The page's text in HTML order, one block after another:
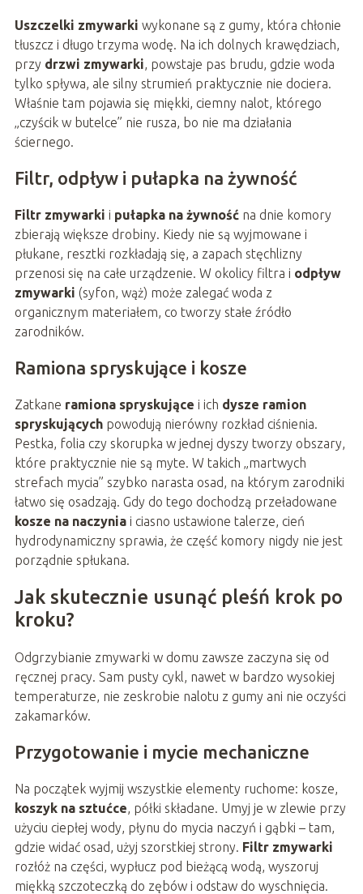
Uszczelki zmywarki wykonane są z gumy, która chłonie
tłuszcz i długo trzyma wodę. Na ich dolnych krawędziach,
przy drzwi zmywarki, powstaje pas brudu, gdzie woda
tylko spływa, ale silny strumień praktycznie nie dociera.
Właśnie tam pojawia się miękki, ciemny nalot, którego
„czyścik w butelce” nie rusza, bo nie ma działania
ściernego.
Filtr, odpływ i pułapka na żywność
Filtr zmywarki i pułapka na żywnośćna dnie komory
zbierają większe drobiny. Kiedy nie są wyjmowane i
płukane, resztki rozkładają się, a zapach stęchlizny
przenosi się na całe urządzenie. W okolicy filtra i odpływ
zmywarki (syfon, wąż) może zalegać woda z
organicznym materiałem, co tworzy stałe źródło
zarodników.
Ramiona spryskujące i kosze
Zatkane ramiona spryskujące i ich dysze ramion
spryskującychpowodują nierówny rozkład ciśnienia.
Pestka, folia czy skorupka w jednej dyszy tworzy obszary,
które praktycznie nie są myte. W takich „martwych
strefach mycia” szybko narasta osad, na którym zarodniki
łatwo się osadzają. Gdy do tego dochodzą przeładowane
kosze na naczyniai ciasno ustawione talerze, cień
hydrodynamiczny sprawia, że część komory nigdy nie jest
porządnie spłukana.
Jak skutecznie usunąć pleśń krok po
kroku?
Odgrzybianie zmywarki w domu zawsze zaczyna się od
ręcznej pracy. Sam pusty cykl, nawet w bardzo wysokiej
temperaturze, nie zeskrobie nalotu z gumy ani nie oczyści
zakamarków.
Przygotowanie i mycie mechaniczne
Na początek wyjmij wszystkie elementy ruchome: kosze,
koszyk na sztućce, półki składane. Umyj je w zlewie przy
użyciu ciepłej wody, płynu do mycia naczyń i gąbki – tam,
gdzie widać osad, użyj szorstkiej strony. Filtr zmywarki
rozłóż na części, wypłucz pod bieżącą wodą, wyszoruj
miękką szczoteczką do zębów i odstaw do wyschnięcia.